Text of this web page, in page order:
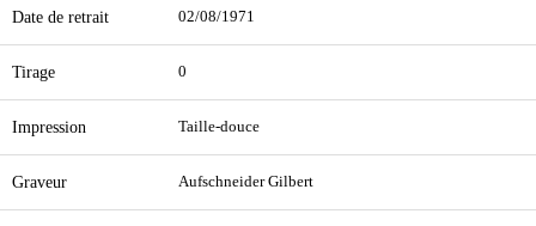
Date de retrait 02/08/1971
Tirage 0
Impression Taille-douce
Graveur Aufschneider Gilbert